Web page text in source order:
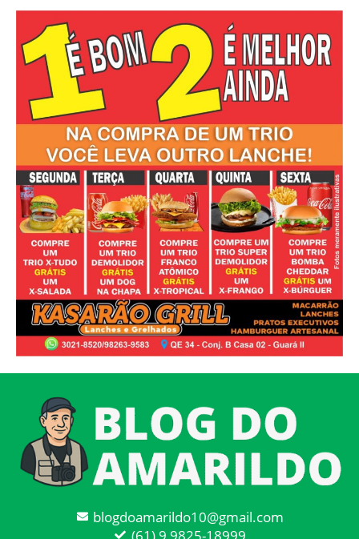
blogdoamarildo10@gmail.com